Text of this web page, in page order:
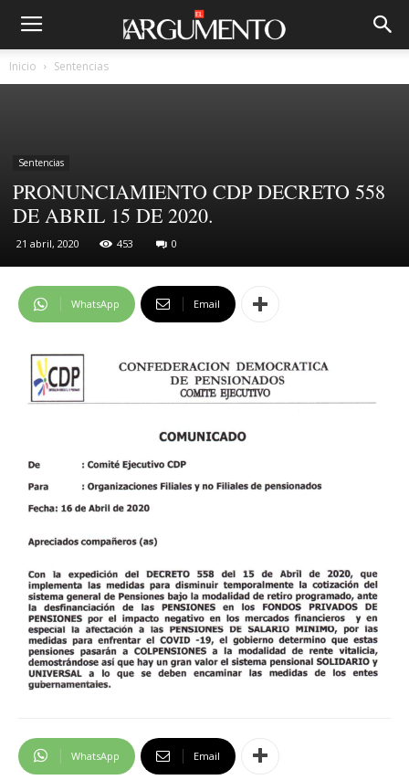
Inicio Sentencias
Sentencias
PRONUNCIAMIENTO CDP DECRETO 558
DE ABRIL 15 DE 2020.
21 abril, 2020 453 0
WhatsApp Email
WhatsApp Email